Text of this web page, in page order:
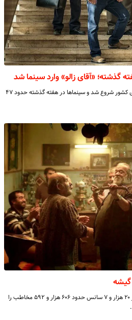
گذشته؛ «آقای زالو» وارد سینما شد
اکران «آقای زالو» ۷ آبان ماه در سینماهای کشور شروع شد و سینماها در هفته گذشته حدود ۴۷
گیشه
باکس اکران در هفته گذشته توانست در ۲۰ هزار و ۷ سانس حدود ۶۰۶ هزار و ۵۹۲ مخاطب را